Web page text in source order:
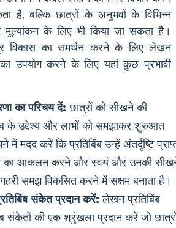
है, बल्कि छात्रों के अनुभवों के विभिन्न
के लिए भी किया जा सकता है।
विकास का समर्थन करने के लिए लेखन
का उपयोग करने के लिए यहां कुछ प्रभावी
का परिचय दें: छात्रों को सीखने की
के उद्देश्य और लाभों को समझाकर शुरुआत
मदद करें कि प्रतिबिंब उन्हें अंतर्दृष्टि
का आकलन करने और स्वयं और उनकी
समझ विकसित करने में सक्षम बनाता है।
संकेत प्रदान करें: लेखन प्रतिबिंब
संकेतों की एक श्रृंखला प्रदान करें जो